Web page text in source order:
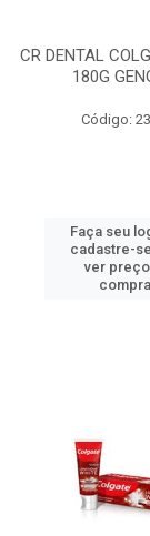
CR DENTAL
180G
Código:
Faça seu
cadastre-
ver